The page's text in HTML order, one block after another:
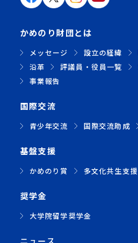
かめのり財団とは
メッセージ 設立の経緯
沿革
評議員・役員一覧
事業報告
国際交流
青少年交流 国際交流助成
基盤支援
かめのり賞 多文化共生支援
奨学金
大学院留学奨学金